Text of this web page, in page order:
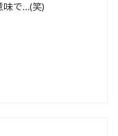
味で…(笑)